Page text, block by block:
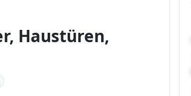
Haustüren,